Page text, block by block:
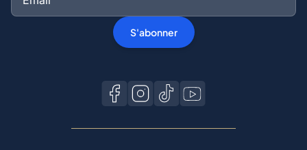
S'abonner